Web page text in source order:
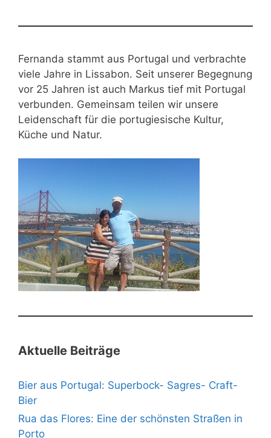
Fernanda stammt aus Portugal und verbrachte
viele Jahre in Lissabon. Seit unserer Begegnung
vor 25 Jahren ist auch Markus tief mit Portugal
verbunden. Gemeinsam teilen wir unsere
Leidenschaft für die portugiesische Kultur,
Küche und Natur.
Aktuelle Beiträge
Bier aus Portugal: Superbock- Sagres- Craft-
Bier
Rua das Flores: Eine der schönsten Straßen in
Porto